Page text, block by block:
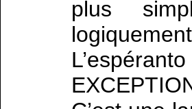
plus